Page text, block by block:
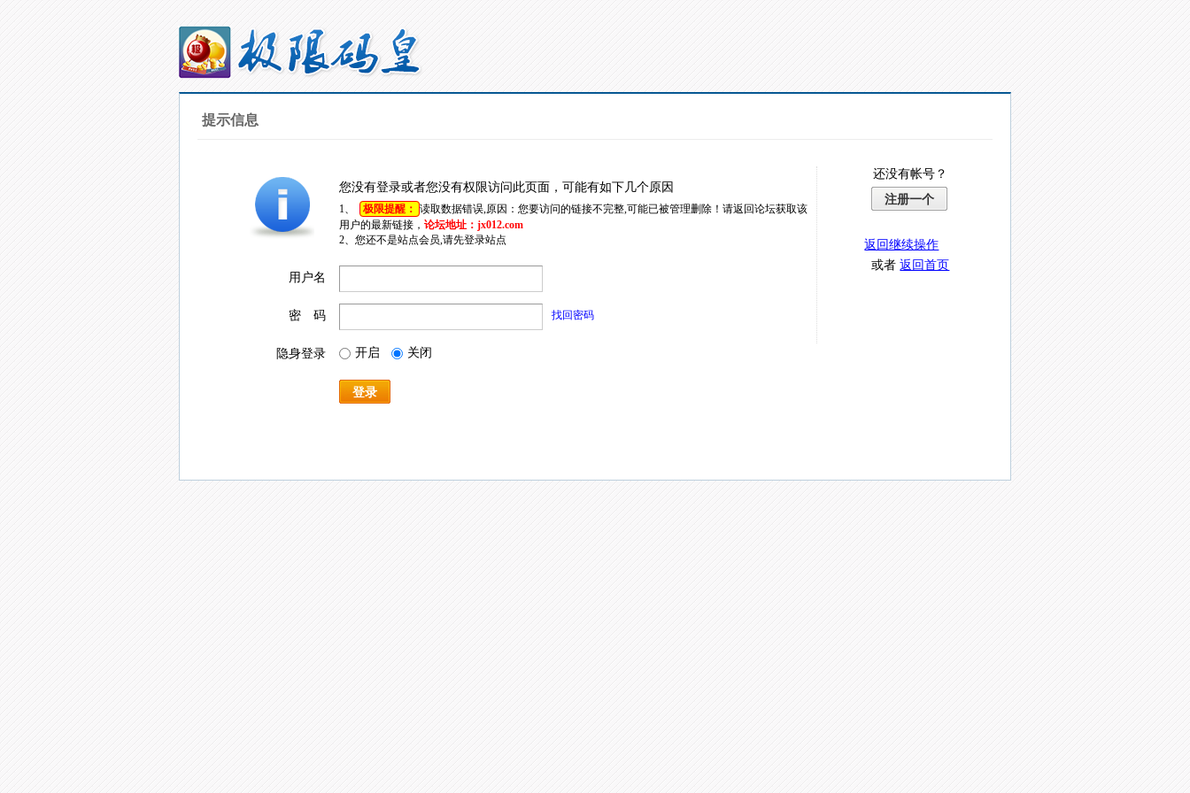
提示信息
您没有登录或者您没有权限访问此页面，可能有如下几个原因
1、 极限提醒： 读取数据错误,原因：您要访问的链接不完整,可能已被管理删除！请返回论坛获取该
用户的最新链接， 论坛地址：jx012.com
2、您还不是站点会员,请先登录站点
用户名
密 码 找回密码
隐身登录 开启 关闭
登录
还没有帐号？
注册一个
返回继续操作
或者返回首页